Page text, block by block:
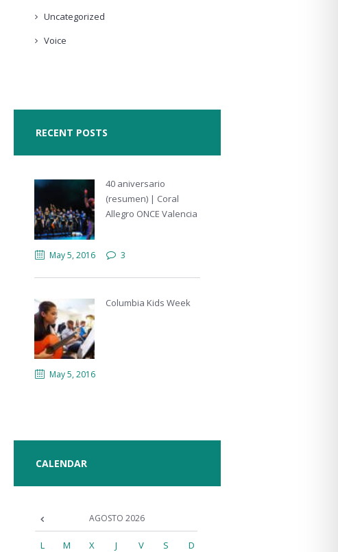
Uncategorized
Voice
RECENT POSTS
40 aniversario
(resumen) | Coral
Allegro ONCE Valencia
May 5, 2016 3
Columbia Kids Week
May 5, 2016
CALENDAR
AGOSTO 2026
L M X J V S
D